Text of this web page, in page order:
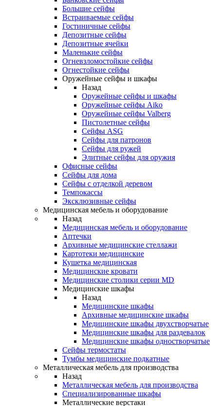
Большие сейфы
Встраиваемые сейфы
Гостиничные сейфы
Депозитные сейфы
Депозитные ячейки
Маленькие сейфы
Огневзломостойкие сейфы
Огнестойкие сейфы
Оружейные сейфы и шкафы
Назад
Оружейные сейфы и шкафы
Оружейные сейфы Aiko
Оружейные сейфы Valberg
Пистолетные сейфы
Сейфы ASG
Сейфы для патронов
Сейфы для ружей
Элитные сейфы для оружия
Офисные сейфы
Сейфы для дома
Сейфы с отделкой деревом
Темпокассы
Эксклюзивные сейфы
Медицинская мебель и оборудование
Назад
Медицинская мебель и оборудование
Аптечки
Архивные медицинские стеллажи
Картотеки медицинские
Кушетка медицинская
Медицинские кровати
Медицинские столики серии MD
Медицинские шкафы
Назад
Медицинские шкафы
Архивные медицинские шкафы
Медицинские шкафы двухстворчатые
Медицинские шкафы для раздевалок
Медицинские шкафы одностворчатые
Сейфы термостаты
Тумбы медицинские подкатные
Металлическая мебель для производства
Назад
Металлическая мебель для производства
Cпециализированные шкафы
Металлические верстаки